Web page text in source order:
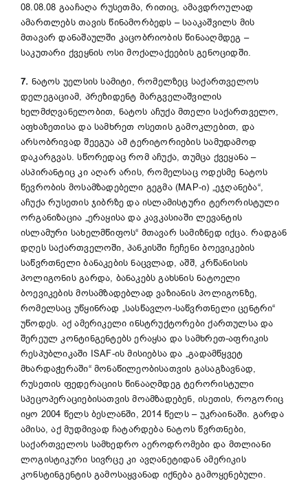
08.08.08 გააჩაღა რუსეთმა, რითიც, ამავდროულად
ამართლებს თავის წინამორბედს – სააკაშვილს მის
მთავარ დანაშაულში კაცობრიობის წინააღმდეგ –
საკუთარი ქვეყნის ოსი მოქალაქეების გენოციდში.
7. ნატოს უელსის სამიტი, რომელზეც საქართველოს
დელეგაციამ, პრეზიდენტ მარგველაშვილის
ხელმძღვანელობით, ნატოს აჩუქა მთელი საქართველო,
აფხაზეთისა და სამხრეთ ოსეთის გამოკლებით, და
არსობრივად შეეგუა ამ ტერიტორიების სამუდამოდ
დაკარგვას. სწორედაც რომ აჩუქა, თუმცა ქვეყანა –
ასპირანტიც კი აღარ არის, რომელსაც ოდესმე ნატოს
წევრობის მოსამზადებელი გეგმა (MAP-ი) „ეჯღანება“,
აჩუქა რუსეთის ჯიბრზე და ისლამისტური ტერორისტული
ორგანიზაცია „ერაყისა და კავკასიაში ლევანტის
ისლამური სახელმწიფოს“ მთავარ სამიზნედ იქცა. რადგან
დღეს საქართველოში, პანკისში ჩეჩენი ბოევიკების
საწვრთნელი ბანაკების ნაცვლად, აშშ, კრწანისის
პოლიგონის გარდა, ბანაკებს გახსნის ნატოელი
ბოევიკების მოსამზადებლად ვაზიანის პოლიგონზე,
რომელსაც უწყინრად „სასწავლო-საწვრთნელი ცენტრი“
უწოდეს. აქ ამერიკელი ინსტრუქტორები ქართულსა და
შერეულ კონტინგენტებს ერაყსა და სამხრეთ-აფრიკის
რესპუბლიკაში ISAF-ის მისიებსა და „გადამწყვეტ
მხარდაჭერაში“ მონაწილეობისათვის გასაგზავნად,
რუსეთის ფედერაციის წინააღმდეგ ტერორისტული
სპეცოპერაციებისათვის მოამზადებენ, ისეთის, როგორიც
იყო 2004 წელს ბესლანში, 2014 წელს – უკრაინაში. გარდა
ამისა, აქ მუდმივად ჩატარდება ნატოს წვრთნები,
საქართველოს სამხედრო აეროდრომები და მთლიანი
ლოგისტიკური სივრცე კი ავღანეტიდან ამერიკის
კონსტინგენტის გამოსაყვანად იქნება გამოყენებული.